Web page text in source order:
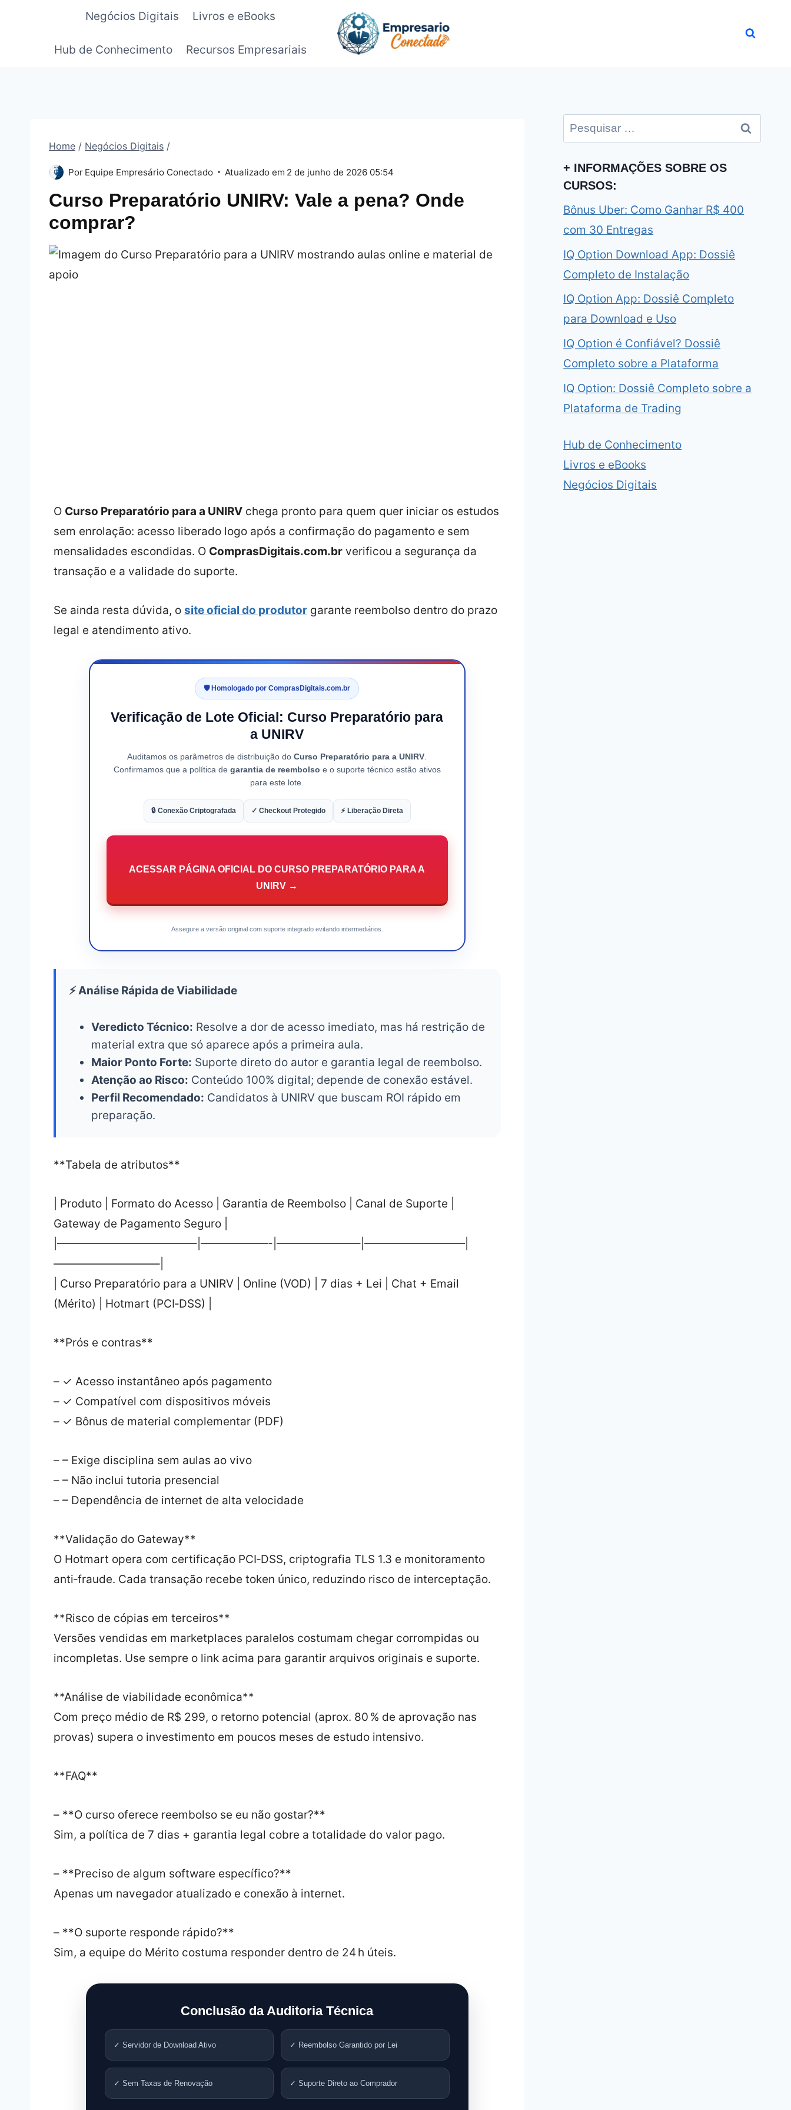
Negócios Digitais Livros e eBooks
Hub de Conhecimento Recursos Empresariais
Home / Negócios Digitais /
Por Equipe Empresário Conectado Atualizado em 2 de junho de 2026 05:54
Curso Preparatório UNIRV: Vale a pena? Onde
comprar?
O Curso Preparatório para a UNIRVchega pronto para quem quer iniciar os estudos
sem enrolação: acesso liberado logo após a confirmação do pagamento e sem
mensalidades escondidas. O ComprasDigitais.com.brverificou a segurança da
transação e a validade do suporte.
Se ainda resta dúvida, o site oficial do produtorgarante reembolso dentro do prazo
legal e atendimento ativo.
🛡️ Homologado por ComprasDigitais.com.br
Verificação de Lote Oficial: Curso Preparatório para
a UNIRV
Auditamos os parâmetros de distribuição doCurso Preparatório para a UNIRV
Confirmamos que a política de garantia de reembolso e o suporte técnico estão ativos
para este lote.
🔒 Conexão Criptografada ✓ Checkout Protegido ⚡ Liberação Direta
ACESSAR PÁGINA OFICIAL DO CURSO PREPARATÓRIO PARA A
UNIRV →
Assegure a versão original com suporte integrado evitando intermediários.
⚡ Análise Rápida de Viabilidade
Veredicto Técnico: Resolve a dor de acesso imediato, mas há restrição de
material extra que só aparece após a primeira aula.
Maior Ponto Forte: Suporte direto do autor e garantia legal de reembolso.
Atenção ao Risco: Conteúdo 100% digital; depende de conexão estável.
Perfil Recomendado: Candidatos à UNIRV que buscam ROI rápido em
preparação.
**Tabela de atributos**
| Produto | Formato do Acesso | Garantia de Reembolso | Canal de Suporte |
Gateway de Pagamento Seguro |
|————————————–|——————-|———————–|—————————|
—————————–|
| Curso Preparatório para a UNIRV | Online (VOD) | 7 dias + Lei | Chat + Email
(Mérito) | Hotmart (PCI‑DSS) |
**Prós e contras**
– ✓ Acesso instantâneo após pagamento
– ✓ Compatível com dispositivos móveis
– ✓ Bônus de material complementar (PDF)
– – Exige disciplina sem aulas ao vivo
– – Não inclui tutoria presencial
– – Dependência de internet de alta velocidade
**Validação do Gateway**
O Hotmart opera com certificação PCI‑DSS, criptografia TLS 1.3 e monitoramento
anti‑fraude. Cada transação recebe token único, reduzindo risco de interceptação.
**Risco de cópias em terceiros**
Versões vendidas em marketplaces paralelos costumam chegar corrompidas ou
incompletas. Use sempre o link acima para garantir arquivos originais e suporte.
**Análise de viabilidade econômica**
Com preço médio de R$ 299, o retorno potencial (aprox. 80 % de aprovação nas
provas) supera o investimento em poucos meses de estudo intensivo.
**FAQ**
– **O curso oferece reembolso se eu não gostar?**
Sim, a política de 7 dias + garantia legal cobre a totalidade do valor pago.
– **Preciso de algum software específico?**
Apenas um navegador atualizado e conexão à internet.
– **O suporte responde rápido?**
Sim, a equipe do Mérito costuma responder dentro de 24 h úteis.
Conclusão da Auditoria Técnica
✓ Servidor de Download Ativo ✓ Reembolso Garantido por Lei
✓ Sem Taxas de Renovação ✓ Suporte Direto ao Comprador
Pesquisar
por:
+ INFORMAÇÕES SOBRE OS
CURSOS:
Bônus Uber: Como Ganhar R$ 400
com 30 Entregas
IQ Option Download App: Dossiê
Completo de Instalação
IQ Option App: Dossiê Completo
para Download e Uso
IQ Option é Confiável? Dossiê
Completo sobre a Plataforma
IQ Option: Dossiê Completo sobre a
Plataforma de Trading
Hub de Conhecimento
Livros e eBooks
Negócios Digitais